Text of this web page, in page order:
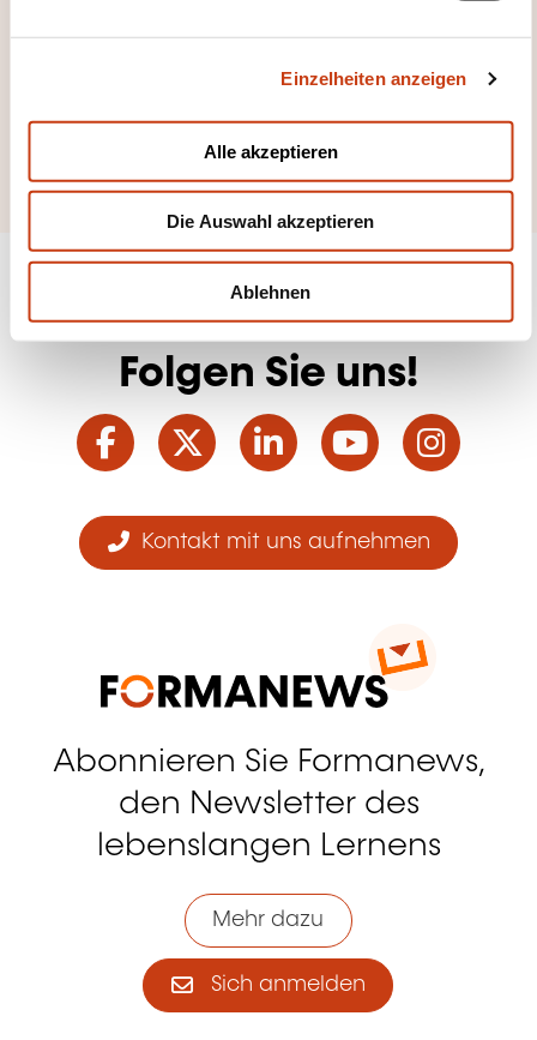
Einzelheiten anzeigen
Alle akzeptieren
Die Auswahl akzeptieren
Ablehnen
Hier klicken, um alle
Weiterbildungsfeld
er zu sehen
Humanressourcen
Folgen Sie uns!
Facebook
TwitterLinkedInYouTube
Kontakt mit uns aufnehmen
Abonnieren Sie Formanews,
den Newsletter des
lebenslangen Lernens
Mehr dazu
Sich anmelden